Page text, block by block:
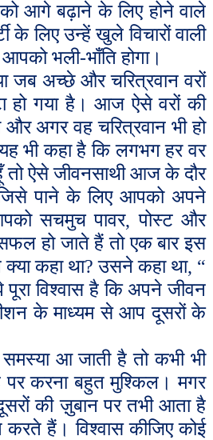
आगे बढ़ाने के लिए होने वाले
के लिए उन्हें खुले विचारों वाली
भली-भाँति होगा।
जब अच्छे और चरित्रवान वरों
हो गया है। आज ऐसे वरों की
अगर वह चरित्रवान भी हो
भी कहा है कि लगभग हर वर
ऐसे जीवनसाथी आज के दौर
पाने के लिए आपको अपने
सचमुच पावर, पोस्ट और
हो जाते हैं तो एक बार इस
कहा था? उसने कहा था, “
विश्वास है कि अपने जीवन
के माध्यम से आप दूसरों के
आ जाती है तो कभी भी
करना बहुत मुश्किल। मगर
की ज़ुबान पर तभी आता है
हैं। विश्वास कीजिए कोई